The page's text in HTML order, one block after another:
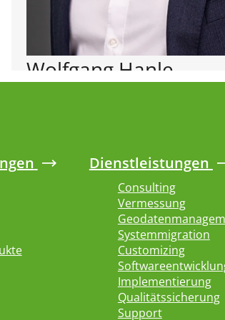
Wolfgang Hanle
wolfgang.hanle@baral-geohaus.de
Dienstleistungen
Consulting
Vermessung
Systemmigration
Customizing
Implementierung
Qualitätssicherung
Support